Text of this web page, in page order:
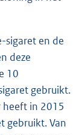
sigaret en de
deze
10
gebruikt.
heeft in 2015
gebruikt. Van